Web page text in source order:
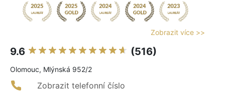
Zobrazit více >>
9.6 (516)
Olomouc, Mlýnská 952/2
Zobrazit telefonní číslo